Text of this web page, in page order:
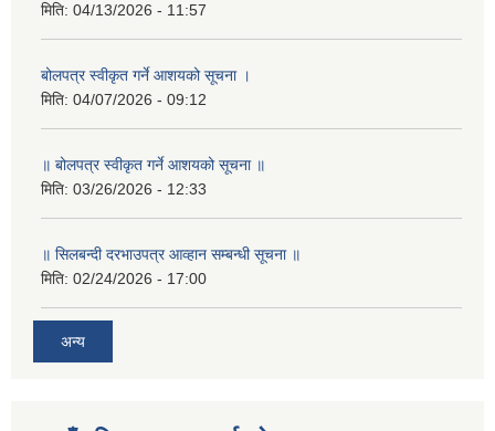
मिति: 04/13/2026 - 11:57
बोलपत्र स्वीकृत गर्ने आशयको सूचना ।
मिति: 04/07/2026 - 09:12
॥ बोलपत्र स्वीकृत गर्ने आशयको सूचना ॥
मिति: 03/26/2026 - 12:33
॥ सिलबन्दी दरभाउपत्र आव्हान सम्बन्धी सूचना ॥
मिति: 02/24/2026 - 17:00
अन्य